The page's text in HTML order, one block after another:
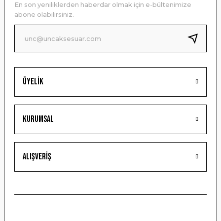
Ürün bilgilerinde hatalar bulunuyor.
Ürün fiyatı diğer sitelerden daha pahalı.
Bu ürüne benzer farklı alternatifler olmalı.
Gönder
Üyelik
Kurumsal
Alışveriş
En son yeniliklerden haberdar olmak için e-bültenimize
abone olabilirsiniz.